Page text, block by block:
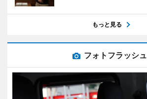
もっと見る
フォトフラッシュ